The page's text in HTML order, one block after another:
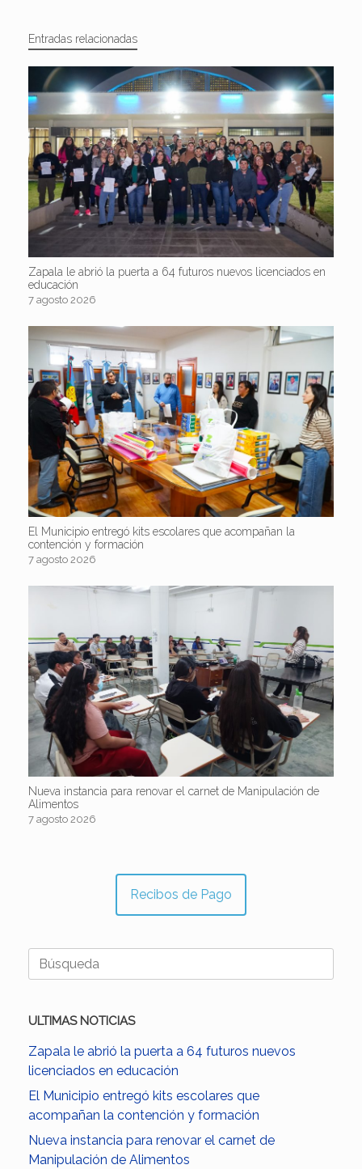
Entradas relacionadas
Zapala le abrió la puerta a 64 futuros nuevos licenciados en
educación
7 agosto 2026
El Municipio entregó kits escolares que acompañan la
contención y formación
7 agosto 2026
Nueva instancia para renovar el carnet de Manipulación de
Alimentos
7 agosto 2026
Recibos de Pago
Buscar:
ULTIMAS NOTICIAS
Zapala le abrió la puerta a 64 futuros nuevos
licenciados en educación
El Municipio entregó kits escolares que
acompañan la contención y formación
Nueva instancia para renovar el carnet de
Manipulación de Alimentos